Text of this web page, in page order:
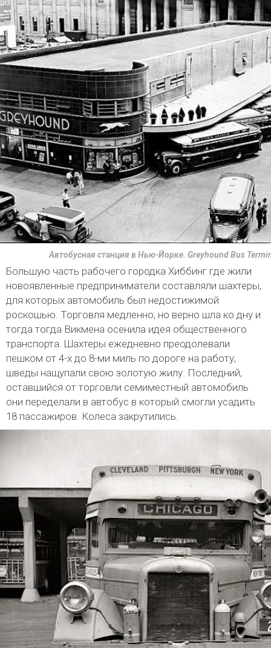
Автобусная станция в Нью-Йорке. Greyhound Bus
Большую часть рабочего городка Хиббинг где жили
новоявленные предприниматели составляли шахтеры,
для которых автомобиль был недостижимой
роскошью. Торговля медленно, но верно шла ко дну и
тогда тогда Викмена осенила идея общественного
транспорта. Шахтеры ежедневно преодолевали
пешком от 4-х до 8-ми миль по дороге на работу,
шведы нащупали свою золотую жилу. Последний,
оставшийся от торговли семиместный автомобиль
они переделали в автобус в который смогли усадить
18 пассажиров. Колеса закрутились.